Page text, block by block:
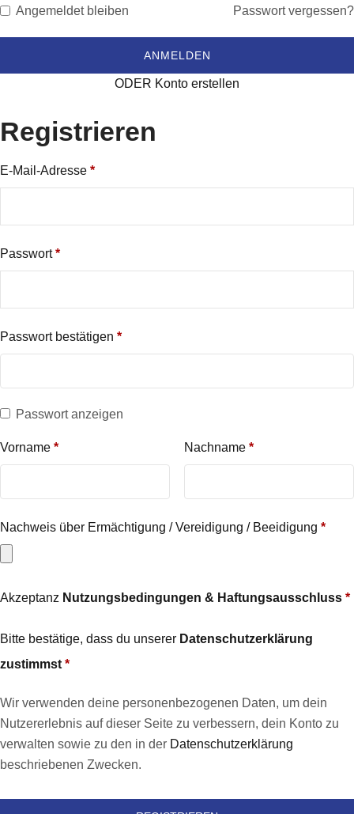
Angemeldet bleiben Passwort vergessen?
ODER Konto erstellen
Registrieren
E-Mail-Adresse *
Passwort*
Passwort bestätigen *
Passwort anzeigen
Vorname * Nachname *
Nachweis über Ermächtigung / Vereidigung / Beeidigung *
Akzeptanz Nutzungsbedingungen & Haftungsausschluss *
Bitte bestätige, dass du unserer Datenschutzerklärung
zustimmst *
Wir verwenden deine personenbezogenen Daten, um dein
Nutzererlebnis auf dieser Seite zu verbessern, dein Konto zu
verwalten sowie zu den in der Datenschutzerklärung
beschriebenen Zwecken.